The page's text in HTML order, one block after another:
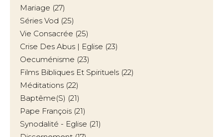
Mariage (27)
Séries Vod (25)
Vie Consacrée (25)
Crise Des Abus | Eglise (23)
Oecuménisme (23)
Films Bibliques Et Spirituels (22)
Méditations (22)
Baptême(s) (21)
Pape François (21)
Synodalité - Eglise (21)